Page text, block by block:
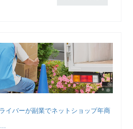
イバーが副業でネットショップ年商